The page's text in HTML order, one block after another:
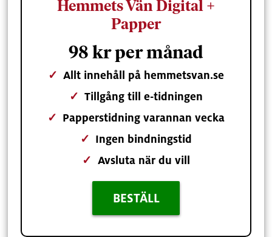
Hemmets Vän Digital +
Papper
98 kr per månad
✓ Allt innehåll på hemmetsvan.se
✓ Tillgång till e-tidningen
✓ Papperstidning varannan vecka
✓ Ingen bindningstid
✓ Avsluta när du vill
BESTÄLL